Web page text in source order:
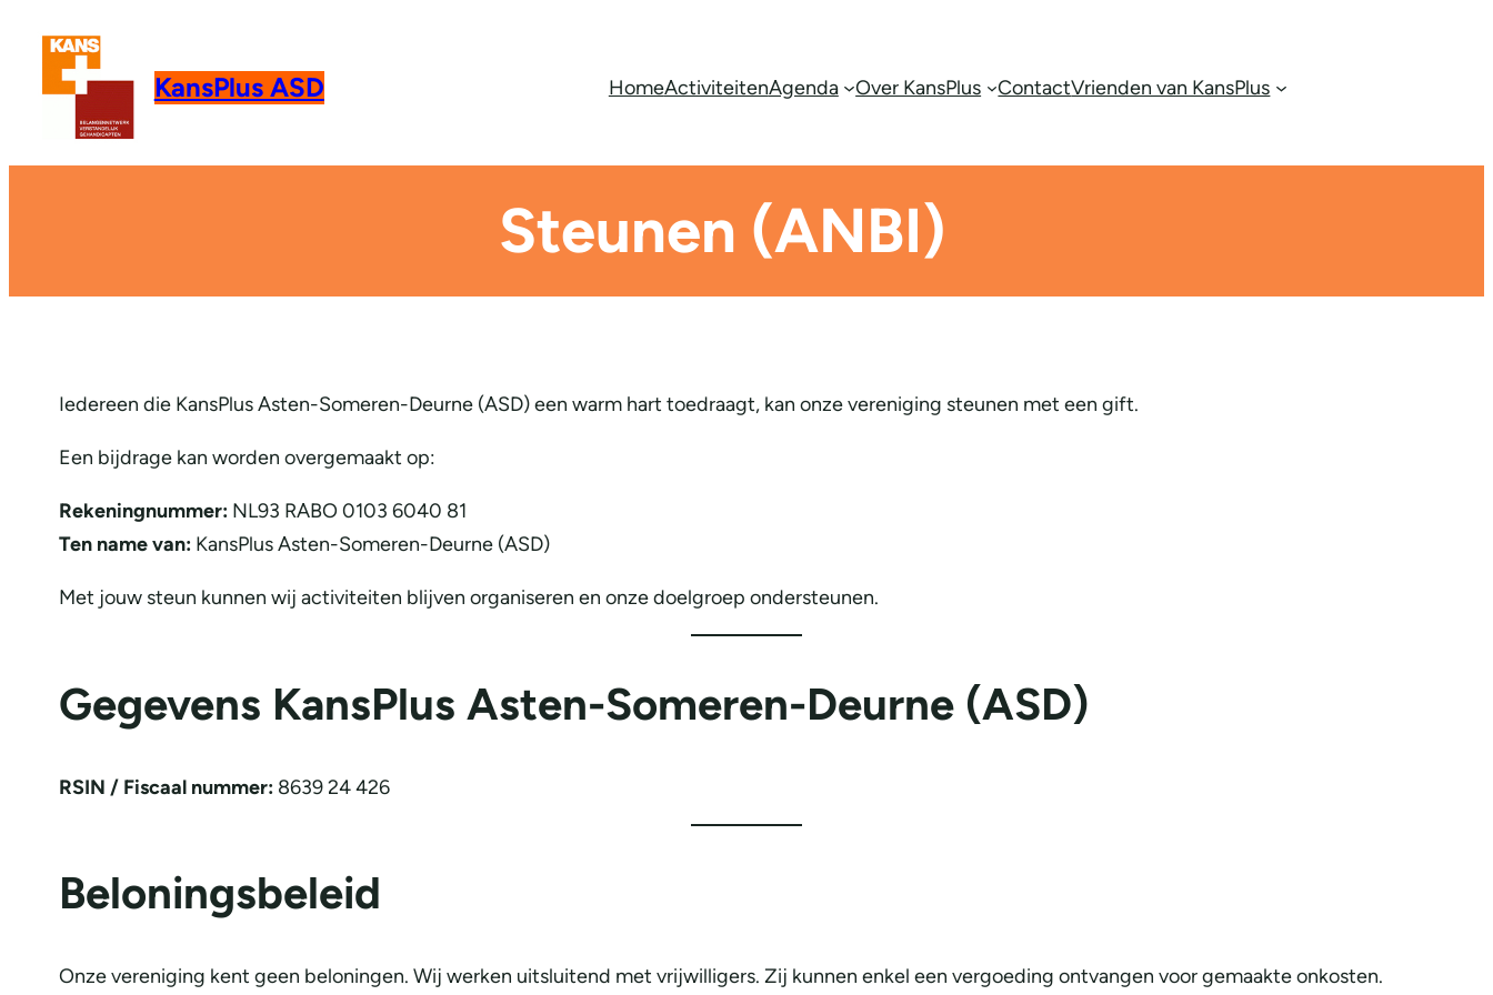
KansPlus ASD HomeActiviteitenAgenda Over KansPlus ContactVrienden van KansPlus
Steunen (ANBI)
Iedereen die KansPlus Asten-Someren-Deurne (ASD) een warm hart toedraagt, kan onze vereniging steunen met een gift.
Een bijdrage kan worden overgemaakt op:
Rekeningnummer:NL93 RABO 0103 6040 81
Ten name van:KansPlus Asten-Someren-Deurne (ASD)
Met jouw steun kunnen wij activiteiten blijven organiseren en onze doelgroep ondersteunen.
Gegevens KansPlus Asten-Someren-Deurne (ASD)
RSIN / Fiscaal nummer:8639 24 426
Beloningsbeleid
Onze vereniging kent geen beloningen. Wij werken uitsluitend met vrijwilligers. Zij kunnen enkel een vergoeding ontvangen voor gemaakte onkosten.